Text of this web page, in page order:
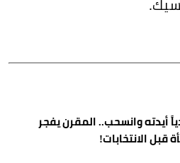
أيدته وانسحب.. المقرن يفجر
قبل الانتخابات!